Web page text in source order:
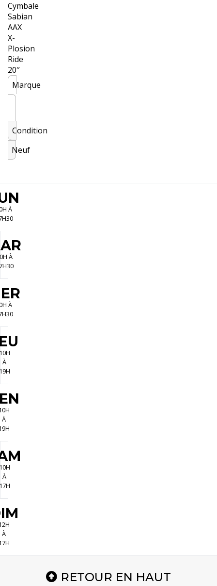
Cymbale
Sabian
AAX
X-
Plosion
Ride
20″
Marque
Condition
Neuf
À
À
À
À
À
À
À
RETOUR EN HAUT